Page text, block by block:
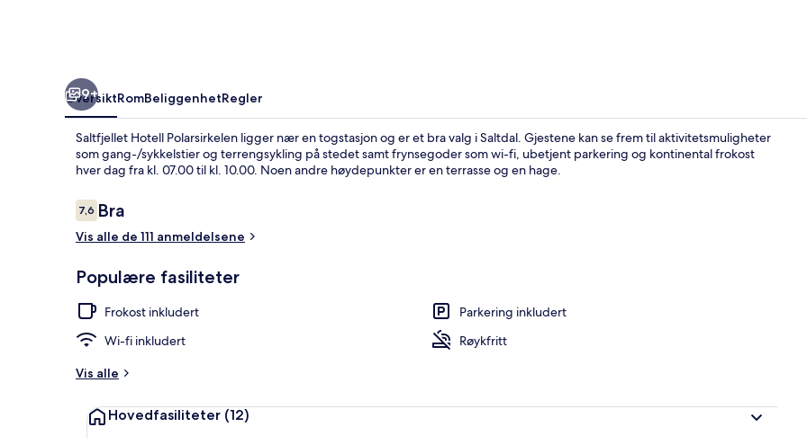
9+
OversiktRomBeliggenhetRegler
Saltfjellet Hotell Polarsirkelen ligger nær en togstasjon og er et bra valg i Saltdal. Gjestene kan se frem til aktivitetsmuligheter
som gang-/sykkelstier og terrengsykling på stedet samt frynsegoder som wi-fi, ubetjent parkering og kontinental frokost
hver dag fra kl. 07.00 til kl. 10.00. Noen andre høydepunkter er en terrasse og en hage.
Anmeldelser
7,67,6 av 10 –
Bra
Vis alle de 111 anmeldelsene
Populære fasiliteter
Frokost inkludert
Parkering inkludert
Wi-fi inkludert
Røykfritt
Vis alle
Hovedfasiliteter (12)